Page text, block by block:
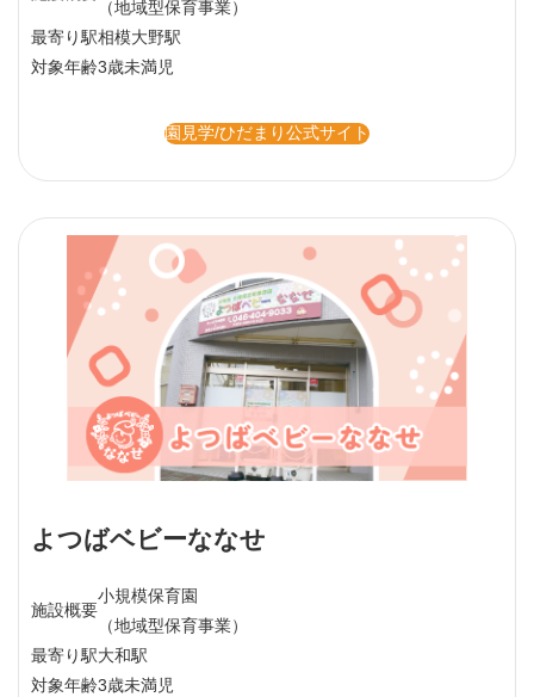
（地域型保育事業）
最寄り駅相模大野駅
対象年齢3歳未満児
園見学/ひだまり公式サイト
よつばベビーななせ
施設概要
小規模保育園
（地域型保育事業）
最寄り駅大和駅
対象年齢3歳未満児